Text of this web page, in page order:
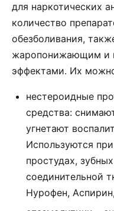
для наркотических
количество
обезболивания,
жаропонижающим и
эффектами. Их
нестероидные
средства:
угнетают
Используются
простудах,
соединительной
Нурофен,